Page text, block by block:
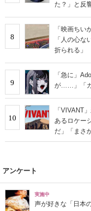
た？」と反
8
「映画ち
「人の心な
折られる」
9
「急に」
が……」「カ
10
「VIVANT
あるロケー
だ」「まさ
アンケート
実施中
声が好きな「日本